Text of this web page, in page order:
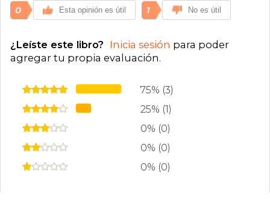
0 Esta opinión es útil 1 No es útil
¿Leíste este libro? Inicia sesión para poder
agregar tu propia evaluación.
75% (3)
25% (1)
0% (0)
0% (0)
0% (0)